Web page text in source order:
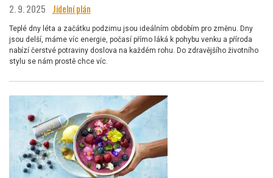
2. 9. 2025 Jídelní plán
Teplé dny léta a začátku podzimu jsou ideálním obdobím pro změnu. Dny
jsou delší, máme víc energie, počasí přímo láká k pohybu venku a příroda
nabízí čerstvé potraviny doslova na každém rohu. Do zdravějšího životního
stylu se nám prostě chce víc.